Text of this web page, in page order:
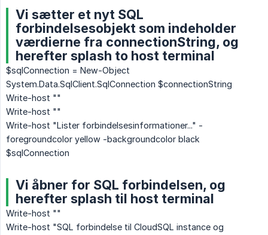
Vi sætter et nyt SQL
forbindelsesobjekt som indeholder
værdierne fra connectionString, og
herefter splash to host terminal
$sqlConnection = New-Object
System.Data.SqlClient.SqlConnection $connectionString
Write-host ""
Write-host ""
Write-host "Lister forbindelsesinformationer..." -
foregroundcolor yellow -backgroundcolor black
$sqlConnection
Vi åbner for SQL forbindelsen, og
herefter splash til host terminal
Write-host ""
Write-host "SQL forbindelse til CloudSQL instance og